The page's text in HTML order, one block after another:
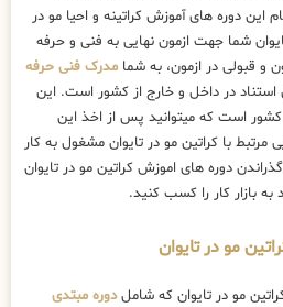
این دوره های آموزش کراتینه و احیا مو در
شما جهت ازمون نهایی به فنی و حرفه
قبولی در ازمون، به شما مدرک فنی حرفه
استناد در داخل و خارج از کشور است. این
است که میتوانید پس از اخذ این
مرتبط با کراتین مو در تایوان مشغول به کار
دوره های اموزش کراتین مو در تایوان
به بازار کار را کسب کنید.
مو در تایوان
مو در تایوان که شاملدوره مبتدی